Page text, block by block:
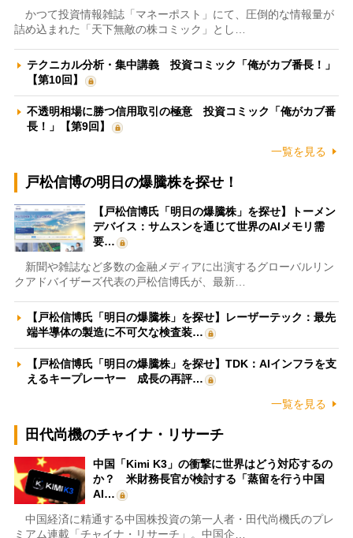
かつて投資情報雑誌「マネーポスト」にて、圧倒的な情報量が
詰め込まれた「天下無敵の株コミック」とし…
テクニカル分析・集中講義 投資コミック「俺がカブ番長！」
【第10回】
不透明相場に勝つ信用取引の極意 投資コミック「俺がカブ番
長！」【第9回】
一覧を見る
戸松信博の明日の爆騰株を探せ！
【戸松信博氏「明日の爆騰株」を探せ】トーメン
デバイス：サムスンを通じて世界のAIメモリ需
要…
新聞や雑誌など多数の金融メディアに出演するグローバルリン
クアドバイザーズ代表の戸松信博氏が、最新…
【戸松信博氏「明日の爆騰株」を探せ】レーザーテック：最先
端半導体の製造に不可欠な検査装…
【戸松信博氏「明日の爆騰株」を探せ】TDK：AIインフラを支
えるキープレーヤー 成長の再評…
一覧を見る
田代尚機のチャイナ・リサーチ
中国「Kimi K3」の衝撃に世界はどう対応するの
か？ 米財務長官が検討する「蒸留を行う中国
AI…
中国経済に精通する中国株投資の第一人者・田代尚機氏のプレ
ミアム連載「チャイナ・リサーチ」。中国企…